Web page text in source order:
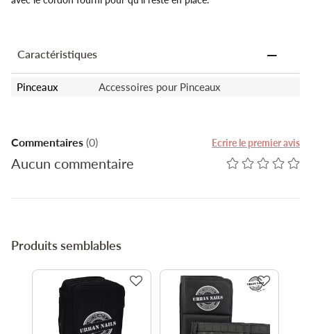
Caractéristiques
Pinceaux Accessoires pour Pinceaux
Commentaires(0) Ecrire le premier avis
Aucun commentaire
Produits semblables